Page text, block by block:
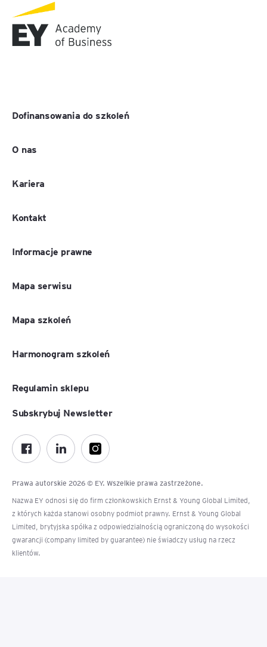
Dofinansowania do szkoleń
O nas
Kariera
Kontakt
Informacje prawne
Mapa serwisu
Mapa szkoleń
Harmonogram szkoleń
Regulamin sklepu
Prawa autorskie 2026 © EY. Wszelkie prawa zastrzeżone.
Nazwa EY odnosi się do firm członkowskich Ernst & Young Global Limited,
z których każda stanowi osobny podmiot prawny. Ernst & Young Global
Limited, brytyjska spółka z odpowiedzialnością ograniczoną do wysokości
gwarancji (company limited by guarantee) nie świadczy usług na rzecz
klientów.
Subskrybuj Newsletter